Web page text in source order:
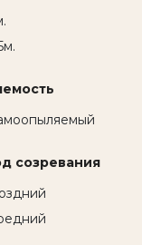
созревания